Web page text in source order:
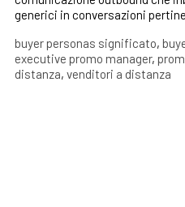
generici in conversazioni
buyer personas significato,
executive promo manager,
distanza, venditori a distanza